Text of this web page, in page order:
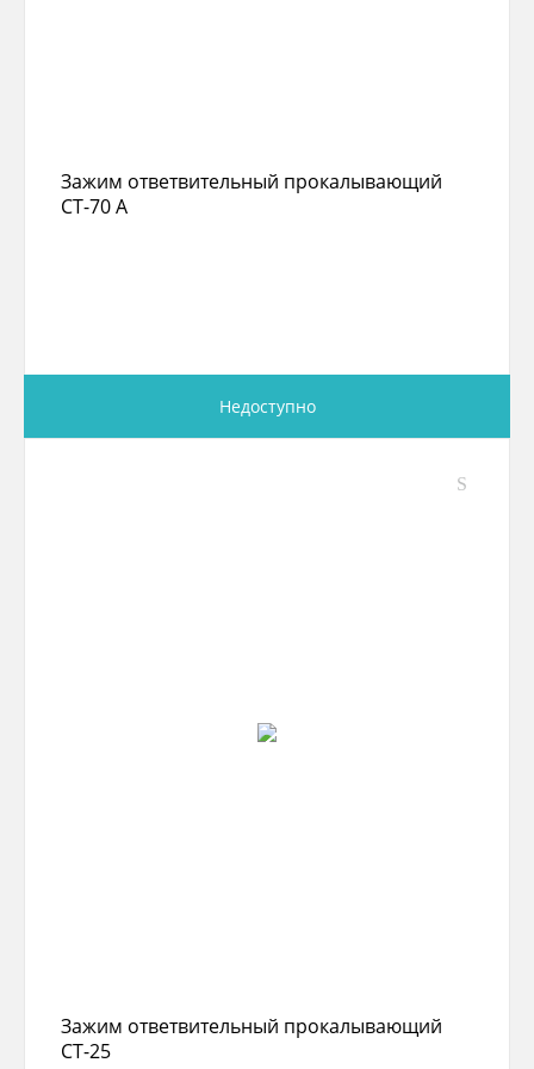
Зажим ответвительный прокалывающий
СТ-70 А
Недоступно
Зажим ответвительный прокалывающий
СТ-25